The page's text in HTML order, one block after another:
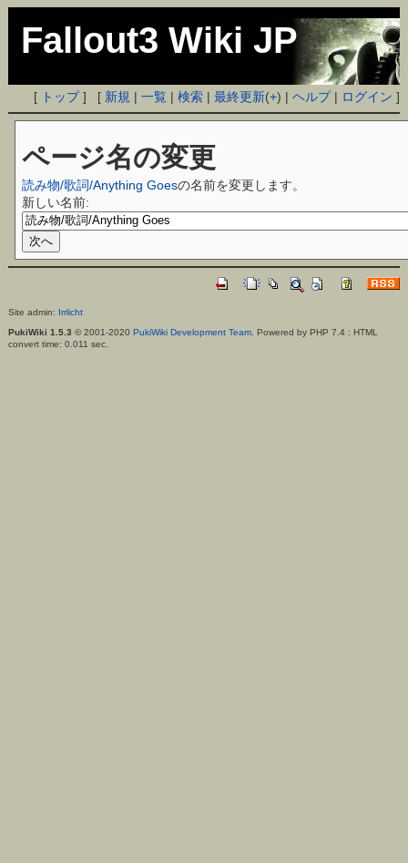
Fallout3 Wiki JP
[ トップ] [ 新規 |一覧 |検索 |最終更新(+) |ヘルプ| ログイン ]
ページ名の変更
読み物/歌詞/Anything Goesの名前を変更します。
新しい名前:
Site admin: Irrlicht
PukiWiki 1.5.3 © 2001-2020 PukiWiki Development Team. Powered by PHP 7.4 : HTML
convert time: 0.011 sec.